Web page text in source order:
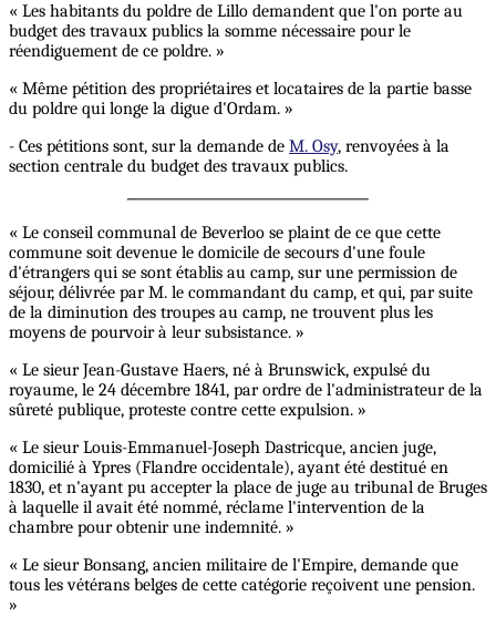
« Les habitants du poldre de Lillo demandent que l'on porte au
budget des travaux publics la somme nécessaire pour le
réendiguement de ce poldre. »
« Même pétition des propriétaires et locataires de la partie basse
du poldre qui longe la digue d'Ordam. »
- Ces pétitions sont, sur la demande de M. Osy, renvoyées à la
section centrale du budget des travaux publics.
« Le conseil communal de Beverloo se plaint de ce que cette
commune soit devenue le domicile de secours d'une foule
d'étrangers qui se sont établis au camp, sur une permission de
séjour, délivrée par M. le commandant du camp, et qui, par suite
de la diminution des troupes au camp, ne trouvent plus les
moyens de pourvoir à leur subsistance. »
« Le sieur Jean-Gustave Haers, né à Brunswick, expulsé du
royaume, le 24 décembre 1841, par ordre de l'administrateur de la
sûreté publique, proteste contre cette expulsion. »
« Le sieur Louis-Emmanuel-Joseph Dastricque, ancien juge,
domicilié à Ypres (Flandre occidentale), ayant été destitué en
1830, et n'ayant pu accepter la place de juge au tribunal de Bruges
à laquelle il avait été nommé, réclame l'intervention de la
chambre pour obtenir une indemnité. »
« Le sieur Bonsang, ancien militaire de l'Empire, demande que
tous les vétérans belges de cette catégorie reçoivent une pension.
»